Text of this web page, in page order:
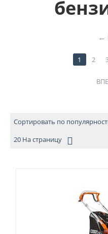
1 2
Сортировать по
20 На страницу